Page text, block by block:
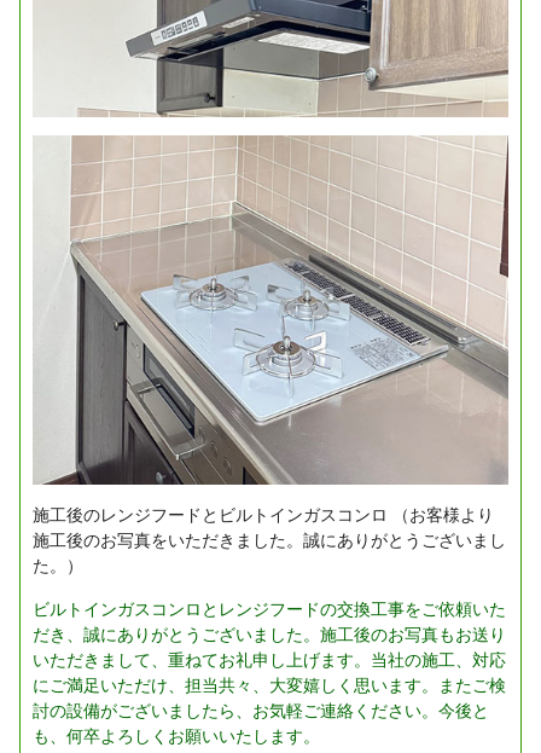
施工後のレンジフードとビルトインガスコンロ
（お客様より
施工後のお写真をいただきました。誠にありがとうございまし
た。）
ビルトインガスコンロとレンジフードの交換工事をご依頼いた
だき、誠にありがとうございました。施工後のお写真もお送り
いただきまして、重ねてお礼申し上げます。当社の施工、対応
にご満足いただけ、担当共々、大変嬉しく思います。またご検
討の設備がございましたら、お気軽ご連絡ください。今後と
も、何卒よろしくお願いいたします。